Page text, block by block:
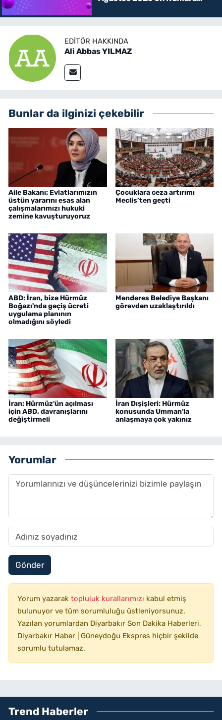
EDITÖR HAKKINDA
Ali Abbas YILMAZ
Bunlar da ilginizi çekebilir
Aile Bakanı: Evlatlarımızın
üstün yararını esas alan
çalışmalarımızı hukuki
zemine kavuşturuyoruz
Çocuklara ceza artırımı
Meclis’ten geçti
ABD: İran, bize Hürmüz
Boğazı'nda geçiş ücreti
uygulama planının
olmadığını söyledi
Menderes Belediye Başkanı
görevden uzaklaştırıldı
İran: Hürmüz'ün açılması
için ABD, davranışlarını
değiştirmeli
İran Dışişleri: Hürmüz
konusunda Umman'la
anlaşmaya çok yakınız
Yorumlar
Gönder
Yorum yazarak topluluk kurallarımızı kabul etmiş
bulunuyor ve tüm sorumluluğu üstleniyorsunuz.
Yazılan yorumlardan Diyarbakır Son Dakika Haberleri,
Diyarbakır Haber | Güneydoğu Ekspres hiçbir şekilde
sorumlu tutulamaz.
Trend Haberler